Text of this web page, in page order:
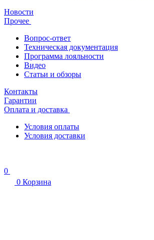
Новости
Прочее
Вопрос-ответ
Техническая документация
Программа лояльности
Видео
Статьи и обзоры
Контакты
Гарантии
Оплата и доставка
Условия оплаты
Условия доставки
0
0 Корзина